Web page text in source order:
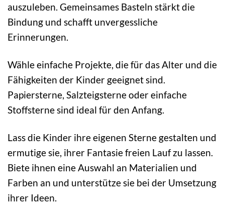
auszuleben. Gemeinsames Basteln stärkt die
Bindung und schafft unvergessliche
Erinnerungen.
Wähle einfache Projekte, die für das Alter und die
Fähigkeiten der Kinder geeignet sind.
Papiersterne, Salzteigsterne oder einfache
Stoffsterne sind ideal für den Anfang.
Lass die Kinder ihre eigenen Sterne gestalten und
ermutige sie, ihrer Fantasie freien Lauf zu lassen.
Biete ihnen eine Auswahl an Materialien und
Farben an und unterstütze sie bei der Umsetzung
ihrer Ideen.